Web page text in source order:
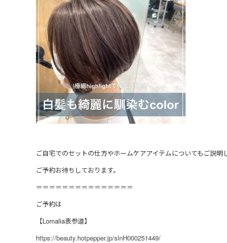
ご自宅でのセットの仕方やホームケアアイテムについてもご説明
ご予約お待ちしております。
＝＝＝＝＝＝＝＝＝＝＝＝＝＝＝
ご予約は
【Lomalia表参道】
https://beauty.hotpepper.jp/slnH000251449/